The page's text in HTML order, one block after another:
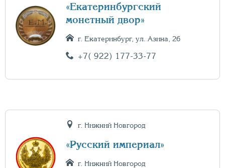
«Екатеринбургский
монетный двор»
г. Екатеринбург, ул. Азина, 26
+7( 922) 177-33-77
г. Нижний Новгород
«Русский империал»
г. Нижний Новгород